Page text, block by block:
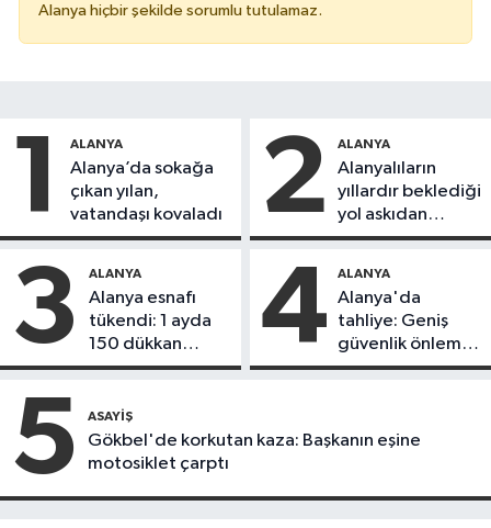
Alanya hiçbir şekilde sorumlu tutulamaz.
1 ALANYA
Alanya’da sokağa
çıkan yılan,
vatandaşı kovaladı
2 ALANYA
Alanyalıların
yıllardır beklediği
yol askıdan
döndü
3 ALANYA
Alanya esnafı
tükendi: 1 ayda
150 dükkan
kapandı
4 ALANYA
Alanya'da
tahliye: Geniş
güvenlik önlemi
alındı
5 ASAYIŞ
Gökbel'de korkutan kaza: Başkanın eşine
motosiklet çarptı